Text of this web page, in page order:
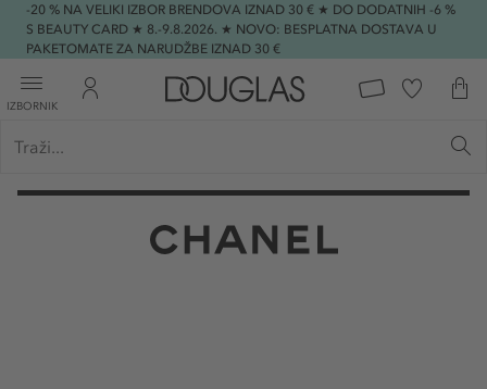
-20 % NA VELIKI IZBOR BRENDOVA IZNAD 30 € ★ DO DODATNIH -6 %
S BEAUTY CARD ★ 8.-9.8.2026. ★ NOVO: BESPLATNA DOSTAVA U
PAKETOMATE ZA NARUDŽBE IZNAD 30 €
IZBORNIK